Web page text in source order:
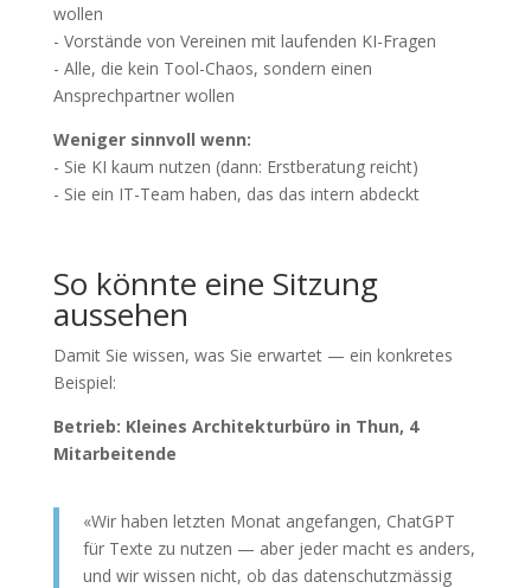
wollen
- Vorstände von Vereinen mit laufenden KI-Fragen
- Alle, die kein Tool-Chaos, sondern einen
Ansprechpartner wollen
Weniger sinnvoll wenn:
- Sie KI kaum nutzen (dann: Erstberatung reicht)
- Sie ein IT-Team haben, das das intern abdeckt
So könnte eine Sitzung
aussehen
Damit Sie wissen, was Sie erwartet — ein konkretes
Beispiel:
Betrieb: Kleines Architekturbüro in Thun, 4
Mitarbeitende
«Wir haben letzten Monat angefangen, ChatGPT
für Texte zu nutzen — aber jeder macht es anders,
und wir wissen nicht, ob das datenschutzmässig